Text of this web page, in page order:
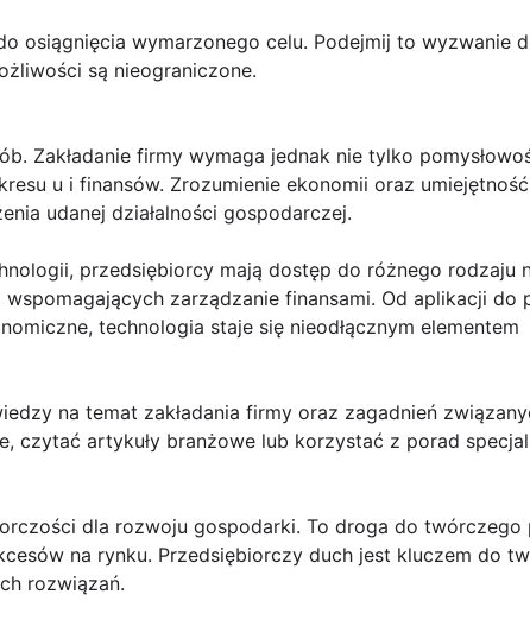
osiągnięcia wymarzonego celu. Podejmij to wyzwanie
są nieograniczone.
Zakładanie firmy wymaga jednak nie tylko
u i finansów. Zrozumienie ekonomii oraz
udanej działalności gospodarczej.
przedsiębiorcy mają dostęp do różnego rodzaju
zarządzanie finansami. Od aplikacji do
technologia staje się nieodłącznym elementem
na temat zakładania firmy oraz zagadnień
czytać artykuły branżowe lub korzystać z porad
dla rozwoju gospodarki. To droga do twórczego
na rynku. Przedsiębiorczy duch jest kluczem do
rozwiązań.